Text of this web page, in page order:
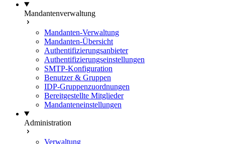
Mandantenverwaltung
Mandanten-Verwaltung
Mandanten-Übersicht
Authentifizierungsanbieter
Authentifizierungseinstellungen
SMTP-Konfiguration
Benutzer & Gruppen
IDP-Gruppenzuordnungen
Bereitgestellte Mitglieder
Mandanteneinstellungen
Administration
Verwaltung